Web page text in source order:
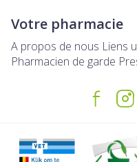
Votre pharmacie
A propos de nous Liens
Pharmacien de garde